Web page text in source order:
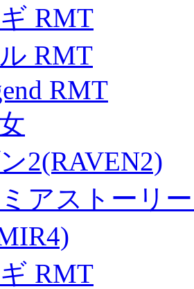
RMT
RMT
RMT
2(RAVEN2)
アストーリ
RMT